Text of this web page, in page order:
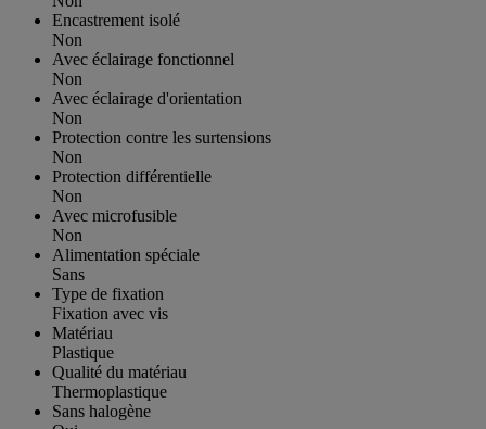
Encastrement isolé
Non
Avec éclairage fonctionnel
Non
Avec éclairage d'orientation
Non
Protection contre les surtensions
Non
Protection différentielle
Non
Avec microfusible
Non
Alimentation spéciale
Sans
Type de fixation
Fixation avec vis
Matériau
Plastique
Qualité du matériau
Thermoplastique
Sans halogène